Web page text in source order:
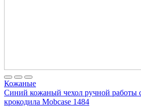
Кожаные
Синий кожаный чехол ручной работы
крокодила Mobcase 1484